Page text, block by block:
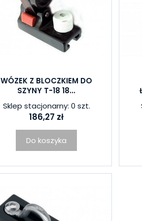
WÓZEK Z BLOCZKIEM DO
SZYNY T-18 18...
Sklep stacjonarny: 0 szt.
186,27 zł
Do koszyka